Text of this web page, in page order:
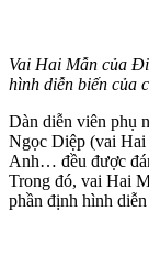
Vai Hai Mẫn của
hình diễn biến của
Dàn diễn viên phụ
Ngọc Diệp (vai
Anh… đều được
Trong đó, vai Hai
phần định hình